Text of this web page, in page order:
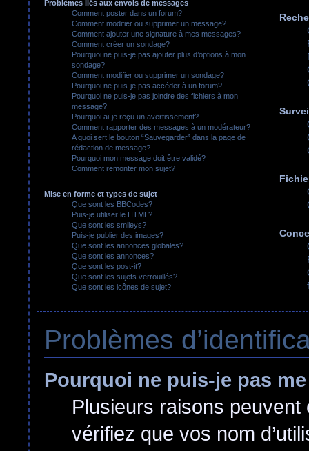
Problèmes liés aux envois de messages
Comment poster dans un forum?
Comment modifier ou supprimer un message?
Comment ajouter une signature à mes messages?
Comment créer un sondage?
Pourquoi ne puis-je pas ajouter plus d’options à mon
sondage?
Comment modifier ou supprimer un sondage?
Pourquoi ne puis-je pas accéder à un forum?
Pourquoi ne puis-je pas joindre des fichiers à mon
message?
Pourquoi ai-je reçu un avertissement?
Comment rapporter des messages à un modérateur?
A quoi sert le bouton “Sauvegarder” dans la page de
rédaction de message?
Pourquoi mon message doit être validé?
Comment remonter mon sujet?
Mise en forme et types de sujet
Que sont les BBCodes?
Puis-je utiliser le HTML?
Que sont les smileys?
Puis-je publier des images?
Que sont les annonces globales?
Que sont les annonces?
Que sont les post-it?
Que sont les sujets verrouillés?
Que sont les icônes de sujet?
Problèmes
Pourquoi ne puis-je pas
Plusieurs raisons
vérifiez que vos nom